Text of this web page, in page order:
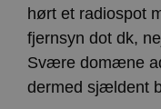
hørt et radiospot
fjernsyn dot dk,
Svære domæne
dermed sjældent